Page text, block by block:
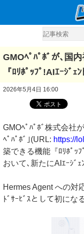
GMOﾍﾟﾊﾟﾎﾞが､国
『ﾛﾘﾎﾟｯﾌﾟ!AIｴｰｼﾞ
2026年5月4日 16:00
GMOﾍﾟﾊﾟﾎﾞ株式会社
ﾍﾟﾊﾟﾎﾞ｣(URL: https://
築できる機能『ﾛﾘﾎﾟｯﾌ
おいて､新たにAIｴｰｼﾞ
Hermes Agent への対
ﾄﾞｻｰﾋﾞｽとして初にな